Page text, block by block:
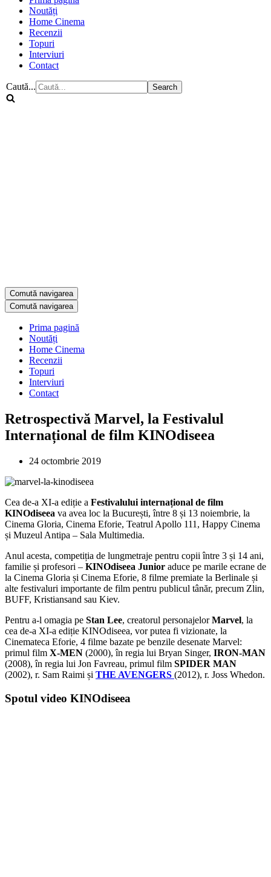
Noutăți
Home Cinema
Recenzii
Topuri
Interviuri
Contact
Caută...
Comută navigarea
Comută navigarea
Prima pagină
Noutăți
Home Cinema
Recenzii
Topuri
Interviuri
Contact
Retrospectivă Marvel, la Festivalul
Internațional de film KINOdiseea
24 octombrie 2019
Cea de-a XI-a ediție a Festivalului internațional de film
KINOdiseea va avea loc la București, între 8 și 13 noiembrie, la
Cinema Gloria, Cinema Eforie, Teatrul Apollo 111, Happy Cinema
și Muzeul Antipa – Sala Multimedia.
Anul acesta, competiția de lungmetraje pentru copii între 3 și 14 ani,
familie și profesori – KINOdiseea Junior aduce pe marile ecrane de
la Cinema Gloria și Cinema Eforie, 8 filme premiate la Berlinale și
alte festivaluri importante de film pentru publicul tânăr, precum Zlin,
BUFF, Kristiansand sau Kiev.
Pentru a-l omagia pe Stan Lee, creatorul personajelorMarvel, la
cea de-a XI-a ediție KINOdiseea, vor putea fi vizionate, la
Cinemateca Eforie, 4 filme bazate pe benzile desenate Marvel:
primul film X-MEN (2000), în regia lui Bryan Singer, IRON-MAN
(2008), în regia lui Jon Favreau, primul film SPIDER MAN
(2002), r. Sam Raimi și THE AVENGERS (2012), r. Joss Whedon.
Spotul video KINOdiseea